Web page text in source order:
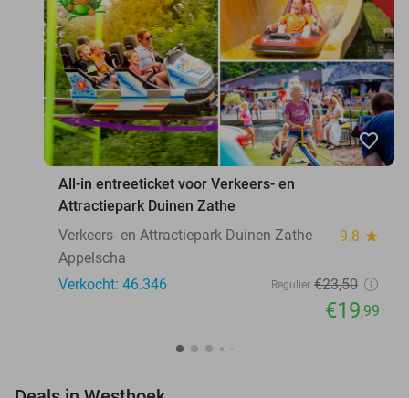
favorite_border
All-in entreeticket voor Verkeers- en
Attractiepark Duinen Zathe
Verkeers- en Attractiepark Duinen Zathe
9.8 star
Appelscha
Verkocht: 46.346
Regulier €23,50
€19,99